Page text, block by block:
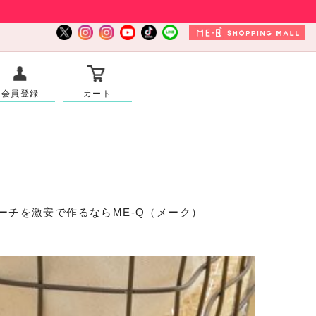
会員登録 カート
を激安で作るならME-Q（メーク）